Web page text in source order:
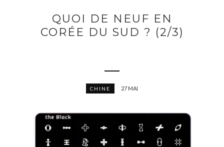
QUOI DE NEUF EN
CORÉE DU SUD ? (2/3)
CHINE 27 MAI